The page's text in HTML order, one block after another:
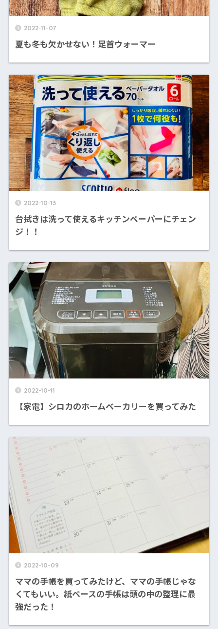
2022-11-07
夏も冬も欠かせない！足首ウォーマー
2022-10-13
台拭きは洗って使えるキッチンペーパーにチェン
ジ！！
2022-10-11
【家電】シロカのホームベーカリーを買ってみた
2022-10-09
ママの手帳を買ってみたけど、ママの手帳じゃな
くてもいい。紙ベースの手帳は頭の中の整理に最
強だった！